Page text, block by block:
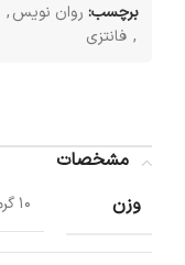
برچسب: روان نویس,
, فانتزی
مشخصات
وزن
10 گرم